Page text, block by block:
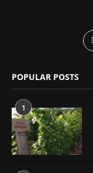
POPULAR POSTS
1